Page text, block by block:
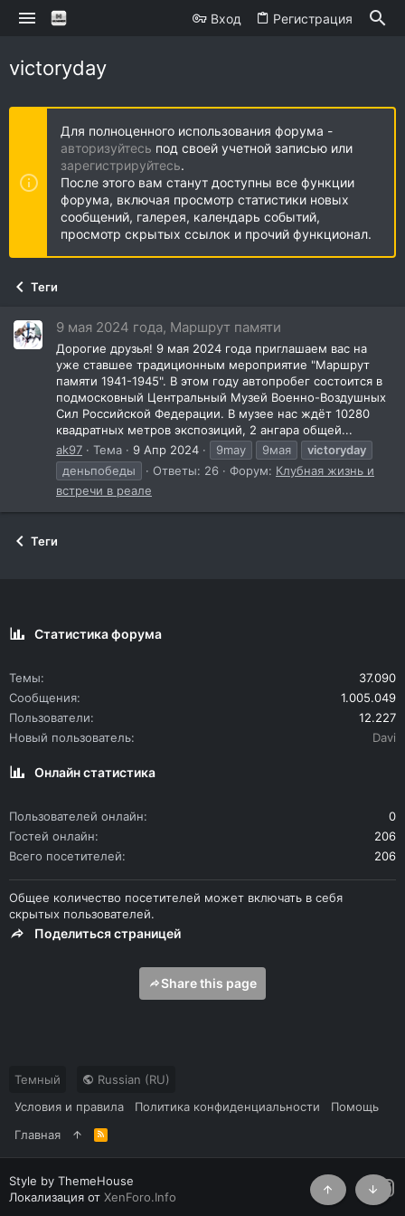
Вход Регистрация
victoryday
Для полноценного использования форума -
авторизуйтесь под своей учетной записью или
зарегистрируйтесь.
После этого вам станут доступны все функции
форума, включая просмотр статистики новых
сообщений, галерея, календарь событий,
просмотр скрытых ссылок и прочий функционал.
Теги
9 мая 2024 года, Маршрут памяти
Дорогие друзья! 9 мая 2024 года приглашаем вас на
уже ставшее традиционным мероприятие "Маршрут
памяти 1941-1945". В этом году автопробег состоится в
подмосковный Центральный Музей Военно-Воздушных
Сил Российской Федерации. В музее нас ждёт 10280
квадратных метров экспозиций, 2 ангара общей...
ak97
Тема 9 Апр 2024 9may 9мая
victoryday
деньпобеды
Ответы: 26 Форум: Клубная жизнь и
встречи в реале
Теги
Статистика форума
Темы
37.090
Сообщения
1.005.049
Пользователи
12.227
Новый пользователь
Davi
Онлайн статистика
Пользователей онлайн
0
Гостей онлайн
206
Всего посетителей
206
Общее количество посетителей может включать в себя
скрытых пользователей.
Поделиться страницей
Share this page
Темный
Russian (RU)
Условия и правила
Политика конфиденциальности
Помощь
Главная
R
S
S
Style by ThemeHouse
Локализация от XenForo.Info Сверху Снизу